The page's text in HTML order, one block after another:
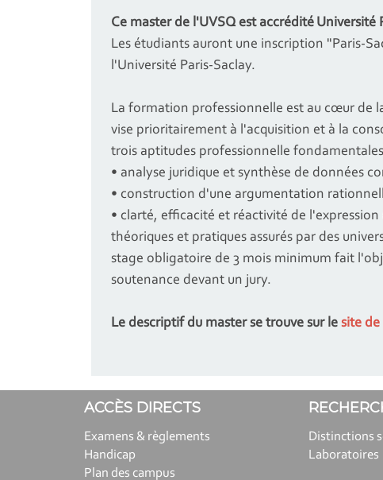
Ce master de l'UVSQ est accrédité Université
Les étudiants auront une inscription "Paris-
l'Université Paris-Saclay.
La formation professionnelle est au cœur de
vise prioritairement à l'acquisition et à la
trois aptitudes professionnelle
• analyse juridique et synthèse de données
• construction d'une argumentation
• clarté, efficacité et réactivité de
théoriques et pratiques assurés par des
stage obligatoire de 3 mois minimum fait
soutenance devant un jury.
Le descriptif du master se trouve sur lesite de
ACCÈS DIRECTS
Examens & règlements
Handicap
Plan des campus
Distinctions
Laboratoires